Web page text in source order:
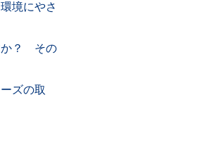
境にやさ
か？ その
ズの取